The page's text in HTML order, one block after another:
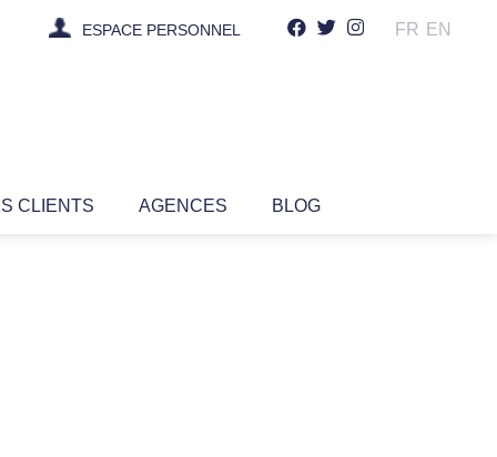
ESPACE PERSONNEL FR EN
CLIENTS AGENCES BLOG